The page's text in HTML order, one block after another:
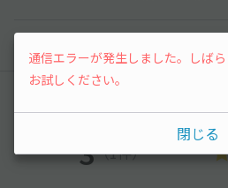
以降の空き
3（1件）
通信エラーが発生しました。しば
お試しください。
閉じる